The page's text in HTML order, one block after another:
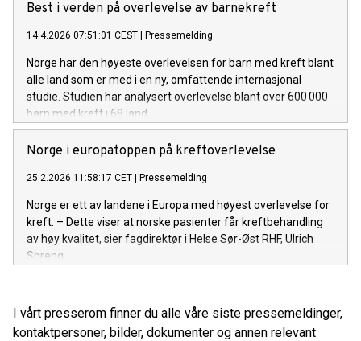
Best i verden på overlevelse av barnekreft
14.4.2026 07:51:01 CEST Pressemelding
Norge har den høyeste overlevelsen for barn med kreft blant
alle land som er med i en ny, omfattende internasjonal
studie. Studien har analysert overlevelse blant over 600 000
barn med kreft i 68 land.
Norge i europatoppen på kreftoverlevelse
25.2.2026 11:58:17 CET Pressemelding
Norge er ett av landene i Europa med høyest overlevelse for
kreft. – Dette viser at norske pasienter får kreftbehandling
av høy kvalitet, sier fagdirektør i Helse Sør-Øst RHF, Ulrich
Spreng.
I vårt presserom finner du alle våre siste pressemeldinger,
kontaktpersoner, bilder, dokumenter og annen relevant